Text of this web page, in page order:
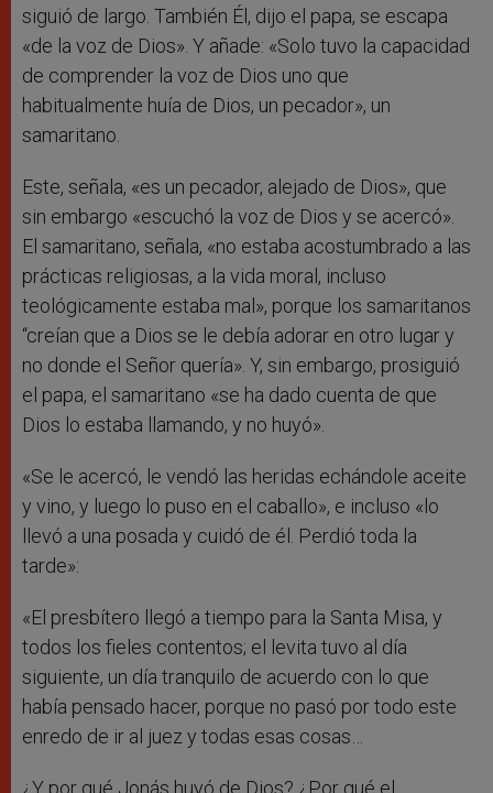
siguió de largo. También Él, dijo el papa, se escapa
«de la voz de Dios». Y añade: «Solo tuvo la capacidad
de comprender la voz de Dios uno que
habitualmente huía de Dios, un pecador», un
samaritano.
Este, señala, «es un pecador, alejado de Dios», que
sin embargo «escuchó la voz de Dios y se acercó».
El samaritano, señala, «no estaba acostumbrado a las
prácticas religiosas, a la vida moral, incluso
teológicamente estaba mal», porque los samaritanos
“creían que a Dios se le debía adorar en otro lugar y
no donde el Señor quería». Y, sin embargo, prosiguió
el papa, el samaritano «se ha dado cuenta de que
Dios lo estaba llamando, y no huyó».
«Se le acercó, le vendó las heridas echándole aceite
y vino, y luego lo puso en el caballo», e incluso «lo
llevó a una posada y cuidó de él. Perdió toda la
tarde»:
«El presbítero llegó a tiempo para la Santa Misa, y
todos los fieles contentos; el levita tuvo al día
siguiente, un día tranquilo de acuerdo con lo que
había pensado hacer, porque no pasó por todo este
enredo de ir al juez y todas esas cosas…
¿Y por qué Jonás huyó de Dios? ¿Por qué el